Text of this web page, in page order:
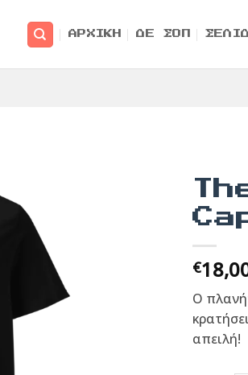
ΑΡΧΙΚΗ ΔΕ ΣΟΠ
€
Ο
απειλή!